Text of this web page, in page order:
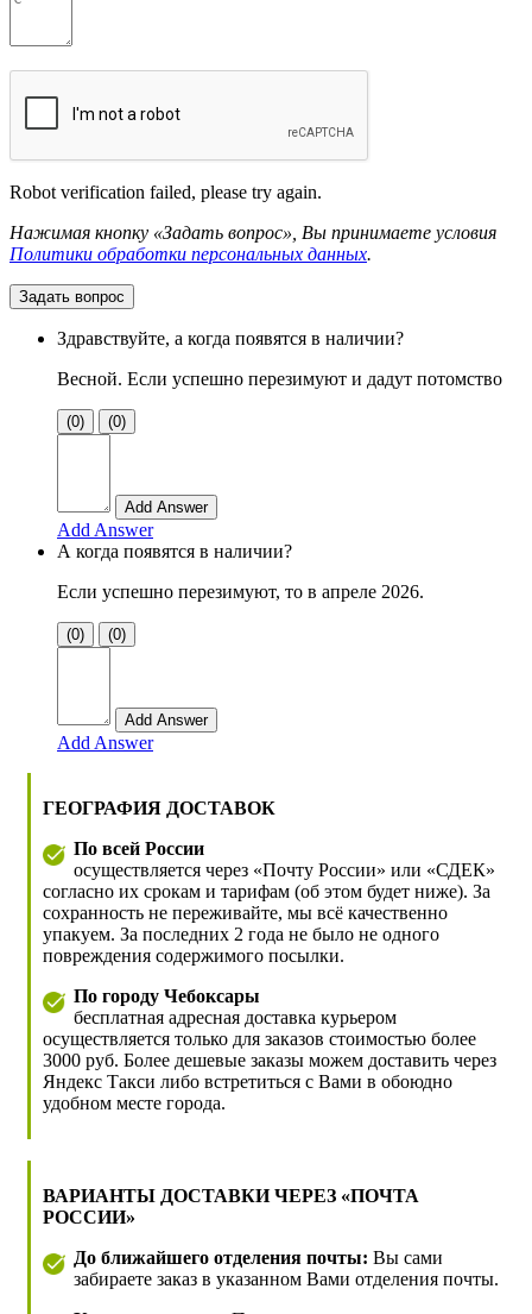
Robot verification failed, please try again.
Нажимая кнопку «Задать вопрос», Вы принимаете условия
Политики обработки персональных данных.
Задать вопрос
Здравствуйте, а когда появятся в наличии?
Весной. Если успешно перезимуют и дадут потомство
(0) (0)
Add Answer
А когда появятся в наличии?
Если успешно перезимуют, то в апреле 2026.
(0) (0)
Add Answer
ГЕОГРАФИЯ ДОСТАВОК
По всей России
осуществляется через «Почту России» или «СДЕК»
согласно их срокам и тарифам (об этом будет ниже). За
сохранность не переживайте, мы всё качественно
упакуем. За последних 2 года не было не одного
повреждения содержимого посылки.
По городу Чебоксары
бесплатная адресная доставка курьером
осуществляется только для заказов стоимостью более
3000 руб. Более дешевые заказы можем доставить через
Яндекс Такси либо встретиться с Вами в обоюдно
удобном месте города.
ВАРИАНТЫ ДОСТАВКИ ЧЕРЕЗ «ПОЧТА
РОССИИ»
До ближайшего отделения почты: Вы сами
забираете заказ в указанном Вами отделения почты.